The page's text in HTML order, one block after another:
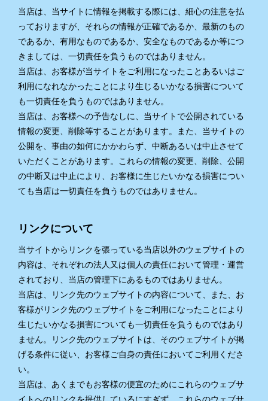
当店は、当サイトに情報を掲載する際には、細心の注意を払
っておりますが、それらの情報が正確であるか、最新のもの
であるか、有用なものであるか、安全なものであるか等につ
きましては、一切責任を負うものではありません。
当店は、お客様が当サイトをご利用になったことあるいはご
利用になれなかったことにより生じるいかなる損害について
も一切責任を負うものではありません。
当店は、お客様への予告なしに、当サイトで公開されている
情報の変更、削除等することがあります。また、当サイトの
公開を、事由の如何にかかわらず、中断あるいは中止させて
いただくことがあります。これらの情報の変更、削除、公開
の中断又は中止により、お客様に生じたいかなる損害につい
ても当店は一切責任を負うものではありません。
リンクについて
当サイトからリンクを張っている当店以外のウェブサイトの
内容は、それぞれの法人又は個人の責任において管理・運営
されており、当店の管理下にあるものではありません。
当店は、リンク先のウェブサイトの内容について、また、お
客様がリンク先のウェブサイトをご利用になったことにより
生じたいかなる損害についても一切責任を負うものではあり
ません。リンク先のウェブサイトは、そのウェブサイトが掲
げる条件に従い、お客様ご自身の責任においてご利用くださ
い。
当店は、あくまでもお客様の便宜のためにこれらのウェブサ